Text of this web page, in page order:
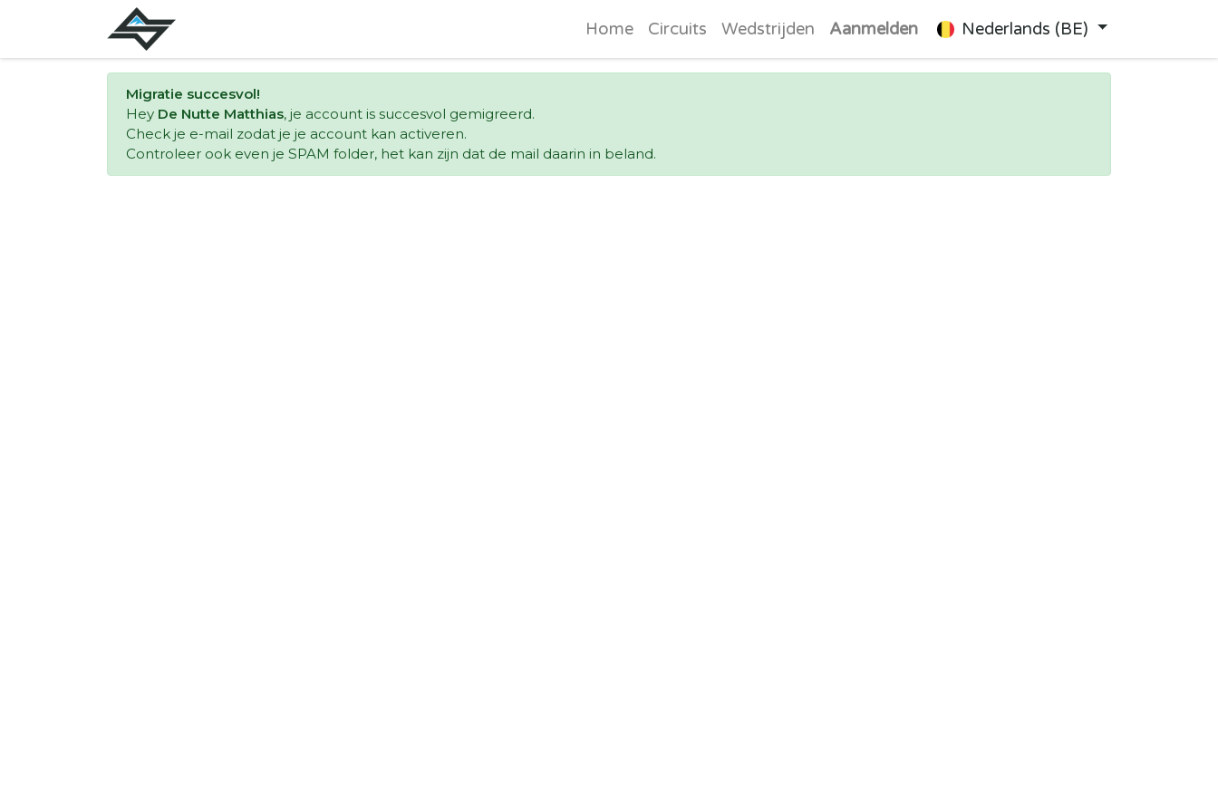
Home Circuits Wedstrijden Aanmelden Nederlands (BE)
Migratie succesvol!
Hey De Nutte Matthias, je account is succesvol gemigreerd.
Check je e-mail zodat je je account kan activeren.
Controleer ook even je SPAM folder, het kan zijn dat de mail daarin in beland.